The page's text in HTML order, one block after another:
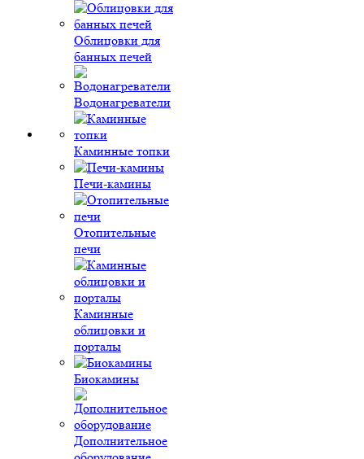
Облицовки для
банных печей
Водонагреватели
Каминные топки
Печи-камины
Отопительные
печи
Каминные
облицовки и
порталы
Биокамины
Дополнительное